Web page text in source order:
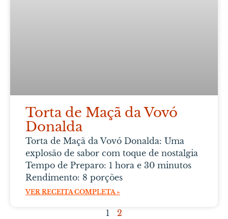
Torta de Maçã da Vovó
Donalda
Torta de Maçã da Vovó Donalda: Uma
explosão de sabor com toque de nostalgia
Tempo de Preparo: 1 hora e 30 minutos
Rendimento: 8 porções
VER RECEITA COMPLETA »
1 2